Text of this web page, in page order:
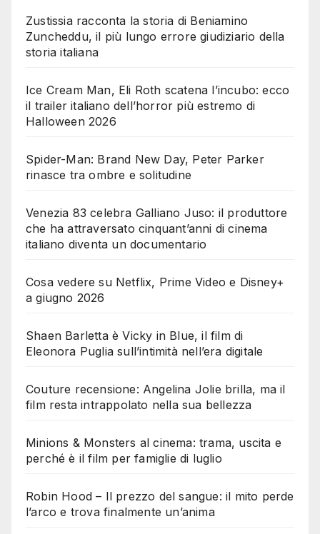
Zustissia racconta la storia di Beniamino
Zuncheddu, il più lungo errore giudiziario della
storia italiana
Ice Cream Man, Eli Roth scatena l’incubo: ecco
il trailer italiano dell’horror più estremo di
Halloween 2026
Spider-Man: Brand New Day, Peter Parker
rinasce tra ombre e solitudine
Venezia 83 celebra Galliano Juso: il produttore
che ha attraversato cinquant’anni di cinema
italiano diventa un documentario
Cosa vedere su Netflix, Prime Video e Disney+
a giugno 2026
Shaen Barletta è Vicky in Blue, il film di
Eleonora Puglia sull’intimità nell’era digitale
Couture recensione: Angelina Jolie brilla, ma il
film resta intrappolato nella sua bellezza
Minions & Monsters al cinema: trama, uscita e
perché è il film per famiglie di luglio
Robin Hood – Il prezzo del sangue: il mito perde
l’arco e trova finalmente un’anima